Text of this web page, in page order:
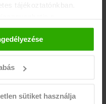
tájékoztatónkban.
található "Süti
sütiket használja
2019 óta
szolgáltassanak.
azok az
kritériumoknak. A